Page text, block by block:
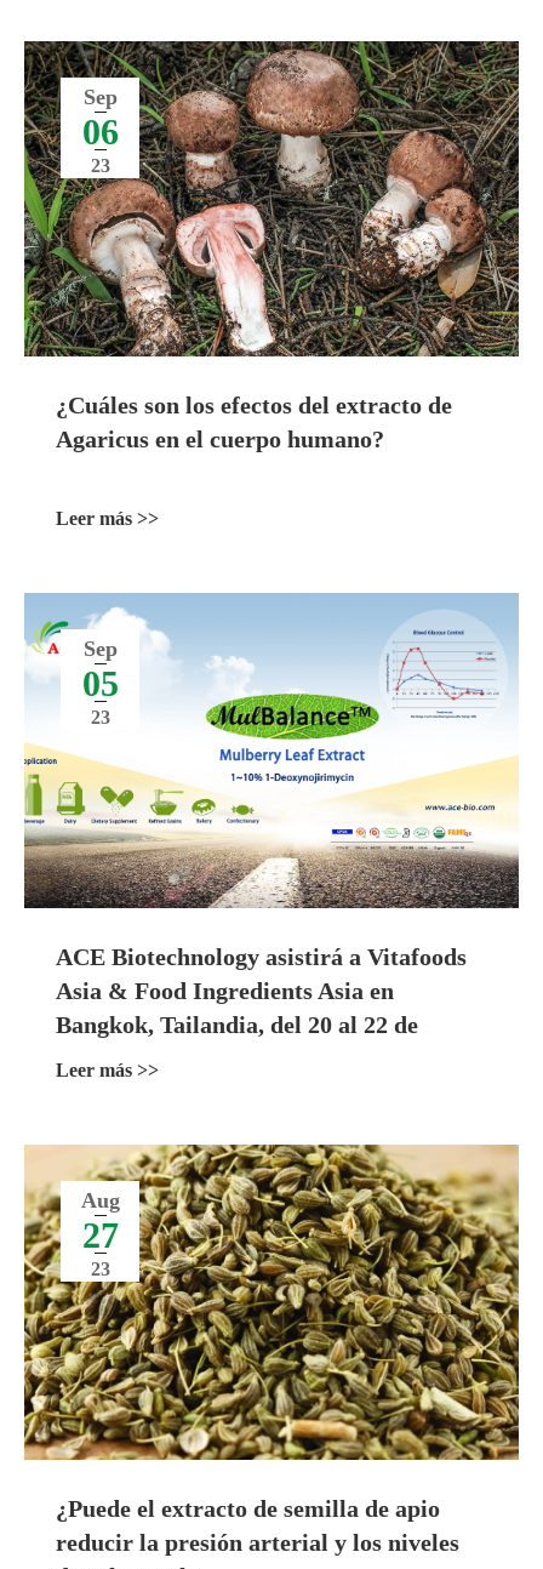
Sep
06
23
¿Cuáles son los efectos del extracto de
Agaricus en el cuerpo humano?
Leer más >>
Sep
05
23
ACE Biotechnology asistirá a Vitafoods
Asia & Food Ingredients Asia en
Bangkok, Tailandia, del 20 al 22 de
septiembre de 2023
Leer más >>
Aug
27
23
¿Puede el extracto de semilla de apio
reducir la presión arterial y los niveles